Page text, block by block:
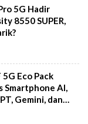
5G Hadir
8550 SUPER,
Eco Pack
Smartphone AI,
Gemini, dan